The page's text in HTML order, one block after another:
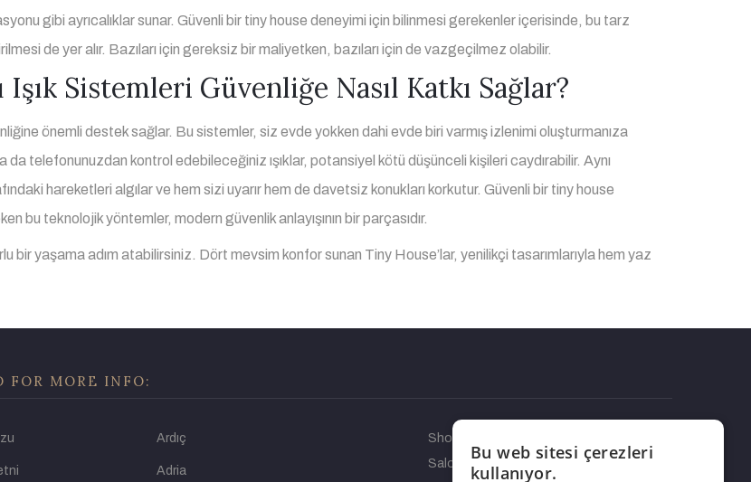
gibi ayrıcalıklar sunar. Güvenli bir tiny house deneyimi için bilinmesi gerekenler içerisinde, bu tarz
de yer alır. Bazıları için gereksiz bir maliyetken, bazıları için de vazgeçilmez olabilir.
Sistemleri Güvenliğe Nasıl Katkı Sağlar?
önemli destek sağlar. Bu sistemler, siz evde yokken dahi evde biri varmış izlenimi oluşturmanıza
telefonunuzdan kontrol edebileceğiniz ışıklar, potansiyel kötü düşünceli kişileri caydırabilir. Aynı
hareketleri algılar ve hem sizi uyarır hem de davetsiz konukları korkutur. Güvenli bir tiny house
bu teknolojik yöntemler, modern güvenlik anlayışının bir parçasıdır.
bir yaşama adım atabilirsiniz. Dört mevsim konfor sunan Tiny House’lar, yenilikçi tasarımlarıyla hem yaz
FOR MORE INFO:
Ardıç
Adria
Showroom 100. Yıl, Yeni Sanayi Sitesi, Yeni
Salon Sk. No: 3, 59100
Bu web sitesi çerezleri
kullanıyor.